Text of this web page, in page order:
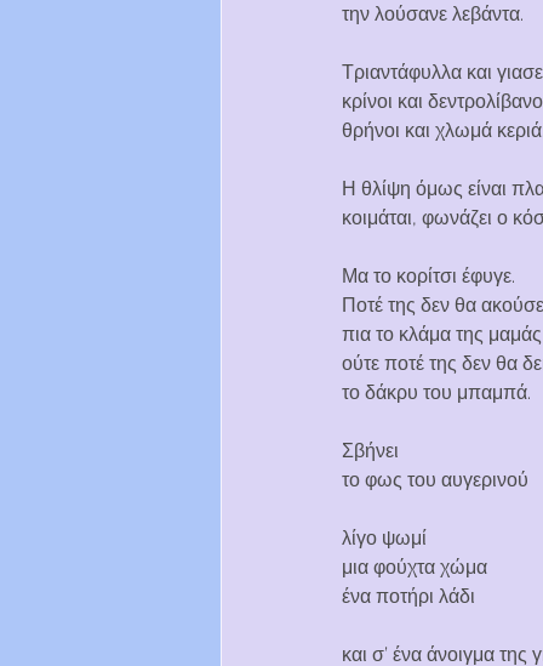
την λούσανε λεβάντα.
Τριαντάφυλλα και
κρίνοι και δεντρολίβανο
θρήνοι και χλωμά κεριά.
Η θλίψη όμως είναι
κοιμάται, φωνάζει ο
Μα το κορίτσι έφυγε.
Ποτέ της δεν θα
πια το κλάμα της μαμάς
ούτε ποτέ της δεν θα
το δάκρυ του μπαμπά.
Σβήνει
το φως του αυγερινού
λίγο ψωμί
μια φούχτα χώμα
ένα ποτήρι λάδι
και σ’ ένα άνοιγμα της